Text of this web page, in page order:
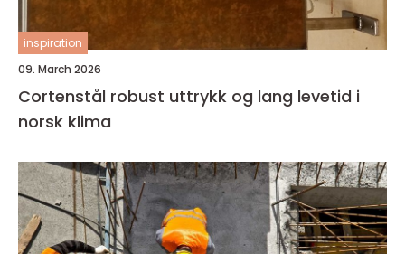
inspiration
09. March 2026
Cortenstål robust uttrykk og lang levetid i
norsk klima